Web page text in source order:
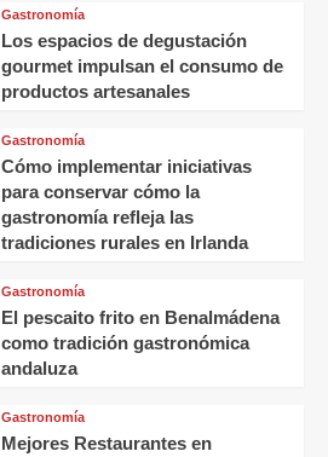
Gastronomía
Los espacios de degustación
gourmet impulsan el consumo de
productos artesanales
Gastronomía
Cómo implementar iniciativas
para conservar cómo la
gastronomía refleja las
tradiciones rurales en Irlanda
Gastronomía
El pescaito frito en Benalmádena
como tradición gastronómica
andaluza
Gastronomía
Mejores Restaurantes en